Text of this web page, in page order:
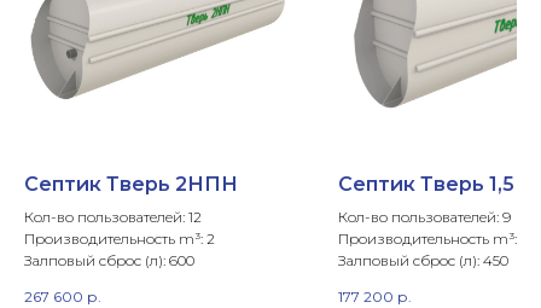
Септик Тверь 2НПН
Кол-во пользователей: 12
Производительность m³: 2
Залповый сброс (л): 600
267 600 р.
Септик Тверь 1,5П
Кол-во пользователей: 9
Производительность m³: 1,5
Залповый сброс (л): 450
177 200 р.